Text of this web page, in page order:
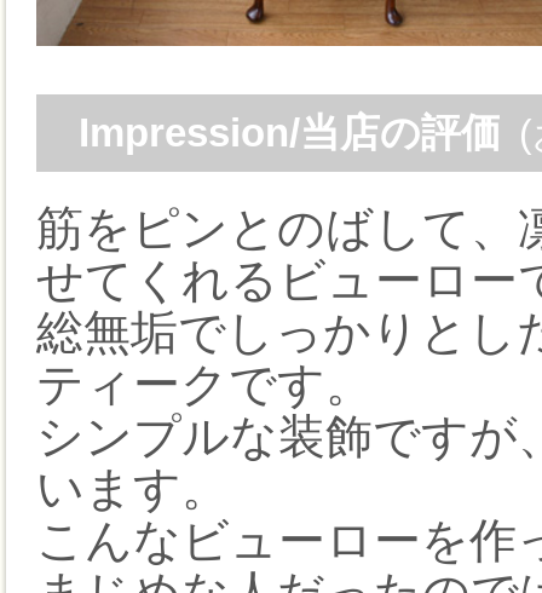
Impression/当店の評価
筋をピンとのばして、
せてくれるビューロー
総無垢でしっかりとし
ティークです。
シンプルな装飾ですが
います。
こんなビューローを作